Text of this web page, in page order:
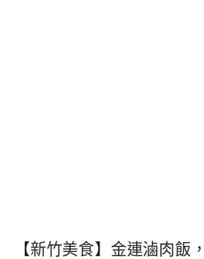
【新竹美食】金連滷肉飯